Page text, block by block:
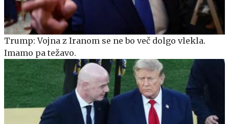
Trump: Vojna z Iranom se ne bo več dolgo vlekla.
Imamo pa težavo.